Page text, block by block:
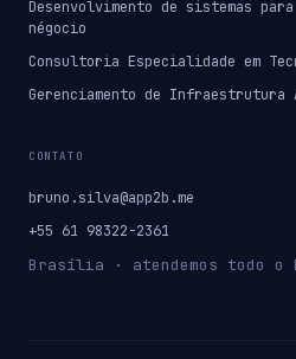
Desenvolvimento de sistemas
négocio
Consultoria Especialidade em
Gerenciamento de Infraestrutura
CONTATO
bruno.silva@app2b.me
+55 61 98322-2361
Brasília · atendemos todo